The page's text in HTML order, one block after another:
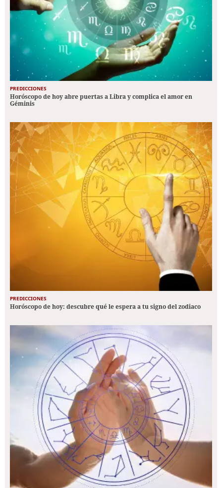
PREDICCIONES
Horóscopo de hoy abre puertas a Libra y complica el amor en
Géminis
PREDICCIONES
Horóscopo de hoy: descubre qué le espera a tu signo del zodiaco